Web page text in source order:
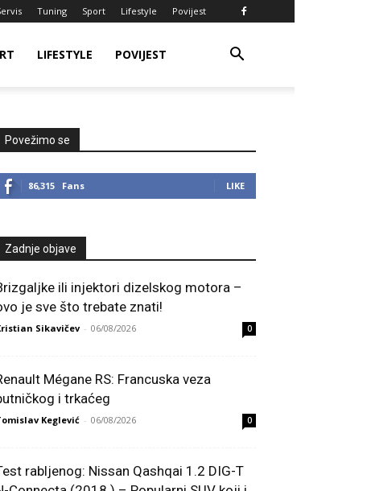
Tuning Sport Lifestyle Povijest
LIFESTYLE POVIJEST
Povežimo se
86,315 Fans LIKE
Zadnje objave
ili injektori dizelskog motora –
je sve što trebate znati!
Sikavičev - 06/08/2026 0
Mégane RS: Francuska veza
i trkaćeg
Keglević - 06/08/2026 0
rabljenog: Nissan Qashqai 1.2 DIG-T